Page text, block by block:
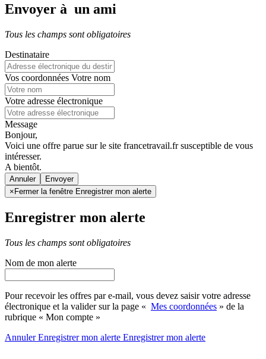
Envoyer à un ami
Tous les champs sont obligatoires
Destinataire
Vos coordonnées Votre nom
Votre adresse électronique
Message
Bonjour,
Voici une offre parue sur le site francetravail.fr susceptible de vous
intéresser.
A bientôt.
Annuler
× Fermer la fenêtre Enregistrer mon alerte
Enregistrer mon alerte
Tous les champs sont obligatoires
Nom de mon alerte
Pour recevoir les offres par e-mail, vous devez saisir votre adresse
électronique et la valider sur la page « Mes coordonnées » de la
rubrique « Mon compte »
AnnulerEnregistrer mon alerte Enregistrermon alerte